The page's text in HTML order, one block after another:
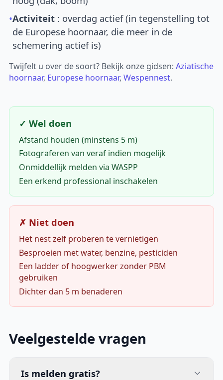
•Activiteit : overdag actief (in tegenstelling tot
de Europese hoornaar, die meer in de
schemering actief is)
Twijfelt u over de soort? Bekijk onze gidsen:Aziatische
hoornaar, Europese hoornaar,Wespennest.
✓ Wel doen
Afstand houden (minstens 5 m)
Fotograferen van veraf indien mogelijk
Onmiddellijk melden via WASPP
Een erkend professional inschakelen
✗ Niet doen
Het nest zelf proberen te vernietigen
Besproeien met water, benzine, pesticiden
Een ladder of hoogwerker zonder PBM
gebruiken
Dichter dan 5 m benaderen
Veelgestelde vragen
Is melden gratis?